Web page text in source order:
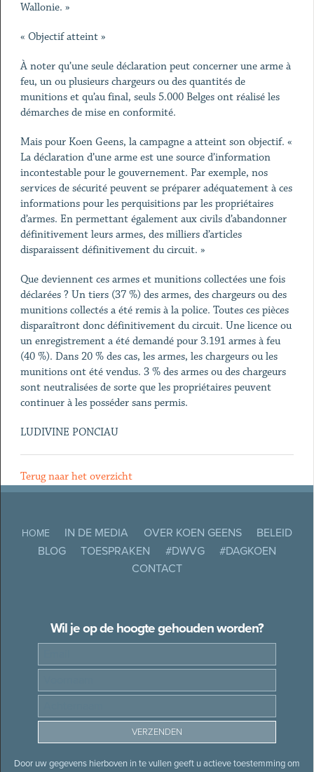
Wallonie. »
« Objectif atteint »
À noter qu’une seule déclaration peut concerner une arme à
feu, un ou plusieurs chargeurs ou des quantités de
munitions et qu’au final, seuls 5.000 Belges ont réalisé les
démarches de mise en conformité.
Mais pour Koen Geens, la campagne a atteint son objectif. «
La déclaration d’une arme est une source d’information
incontestable pour le gouvernement. Par exemple, nos
services de sécurité peuvent se préparer adéquatement à ces
informations pour les perquisitions par les propriétaires
d’armes. En permettant également aux civils d’abandonner
définitivement leurs armes, des milliers d’articles
disparaissent définitivement du circuit. »
Que deviennent ces armes et munitions collectées une fois
déclarées ? Un tiers (37 %) des armes, des chargeurs ou des
munitions collectés a été remis à la police. Toutes ces pièces
disparaîtront donc définitivement du circuit. Une licence ou
un enregistrement a été demandé pour 3.191 armes à feu
(40 %). Dans 20 % des cas, les armes, les chargeurs ou les
munitions ont été vendus. 3 % des armes ou des chargeurs
sont neutralisées de sorte que les propriétaires peuvent
continuer à les posséder sans permis.
LUDIVINE PONCIAU
Terug naar het overzicht
HOME IN DE MEDIA OVER KOEN GEENS
BELEID
BLOG
TOESPRAKEN #DWVG
#DAGKOEN
CONTACT
Wil je op de hoogte gehouden worden?
Door uw gegevens hierboven in te vullen geeft u actieve toestemming om